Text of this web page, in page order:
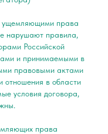
ущемляющими права
нарушают правила,
Российской
и принимаемыми в
правовыми актами
отношения в области
условия договора,
права